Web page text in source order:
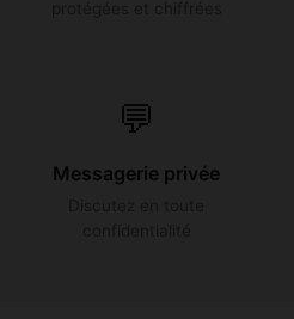
💬
Messagerie privée